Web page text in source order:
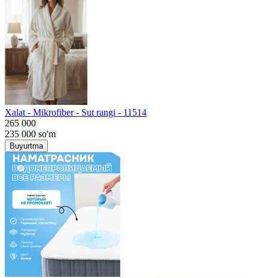
Хalat - Mikrofiber - Sut rangi - 11514
265 000
235 000 so'm
Buyurtma